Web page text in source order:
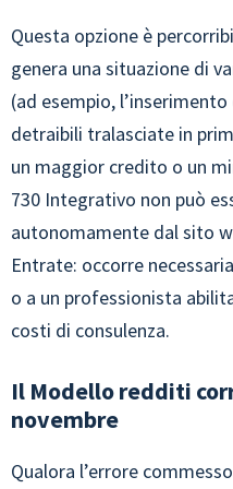
Questa opzione è
genera una situazione di
(ad esempio,
detraibili tralasciate in
un maggior credito o un
730 Integrativo non può
autonomamente dal sito
Entrate: occorre
o a un professionista
costi di consulenza.
Il Modello redditi
novembre
Qualora l’errore